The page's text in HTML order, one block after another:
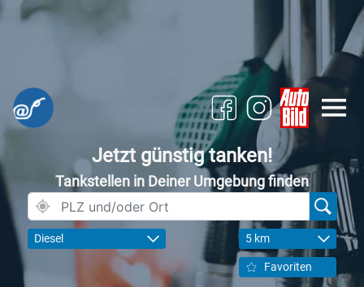
Jetzt günstig tanken!
Tankstellen in Deiner Umgebung finden
Diesel 5 km
Favoriten